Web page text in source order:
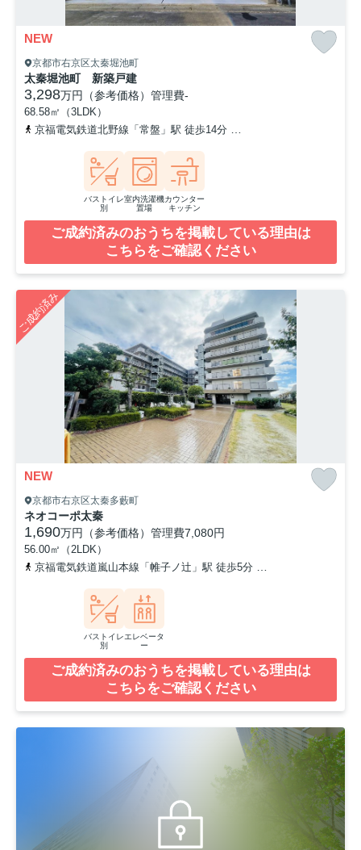
NEW
京都市右京区太秦堀池町
太秦堀池町 新築戸建
3,298万円（参考価格） 管理費-
68.58㎡（3LDK）
京福電気鉄道北野線「常盤」駅 徒歩14分
バストイレ
別
室内洗濯機
置場
カウンター
キッチン
ご成約済みのおうちを掲載している理由は
こちらをご確認ください
ご成約済み
NEW
京都市右京区太秦多藪町
ネオコーポ太秦
1,690万円（参考価格） 管理費7,080円
56.00㎡（2LDK）
京福電気鉄道嵐山本線「帷子ノ辻」駅 徒歩5分
バストイレ
別
エレベータ
ー
ご成約済みのおうちを掲載している理由は
こちらをご確認ください